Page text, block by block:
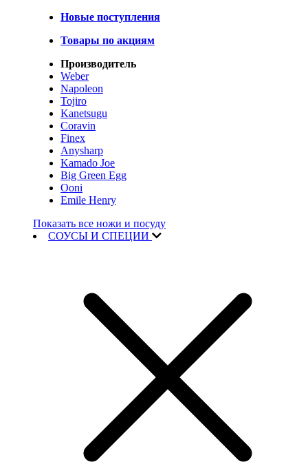
Новые поступления
Товары по акциям
Производитель
Weber
Napoleon
Tojiro
Kanetsugu
Coravin
Finex
Anysharp
Kamado Joe
Big Green Egg
Ooni
Emile Henry
Показать все ножи и посуду
СОУСЫ И СПЕЦИИ